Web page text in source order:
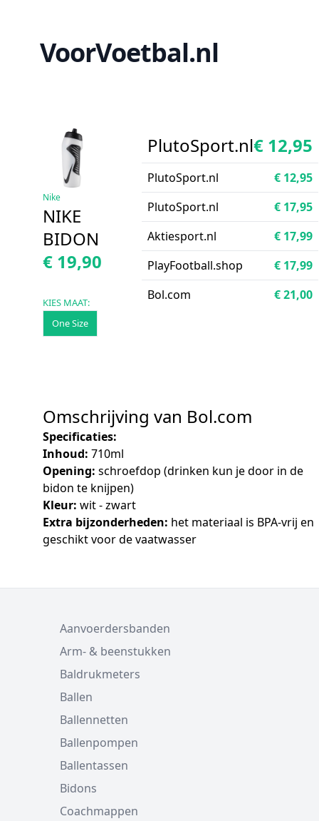
VoorVoetbal.nl
Nike
NIKE
BIDON
€ 19,90
KIES MAAT:
One Size
PlutoSport.nl€ 12,95
PlutoSport.nl
€ 12,95
PlutoSport.nl
€ 17,95
Aktiesport.nl
€ 17,99
PlayFootball.shop
€ 17,99
Bol.com
€ 21,00
Omschrijving van Bol.com
Specificaties:
Inhoud: 710ml
Opening: schroefdop (drinken kun je door in de
bidon te knijpen)
Kleur: wit - zwart
Extra bijzonderheden: het materiaal is BPA-vrij en
geschikt voor de vaatwasser
Aanvoerdersbanden
Arm- & beenstukken
Baldrukmeters
Ballen
Ballennetten
Ballenpompen
Ballentassen
Bidons
Coachmappen